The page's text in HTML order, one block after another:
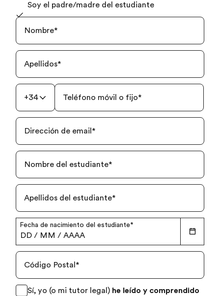
Soy el padre/madre del estudiante
Nombre*
Apellidos*
+34 Teléfono móvil o fijo*
Dirección de email *
Nombre del estudiante*
Apellidos del estudiante*
Fecha de nacimiento del estudiante*
DD / MM / AAAA
Código Postal *
Sí, yo (o mi tutor legal) he leído y comprendido